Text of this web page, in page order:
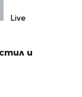
Live
и